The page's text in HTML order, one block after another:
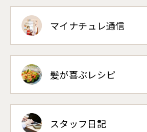
マイナチュレ通信
髪が喜ぶレシピ
スタッフ日記